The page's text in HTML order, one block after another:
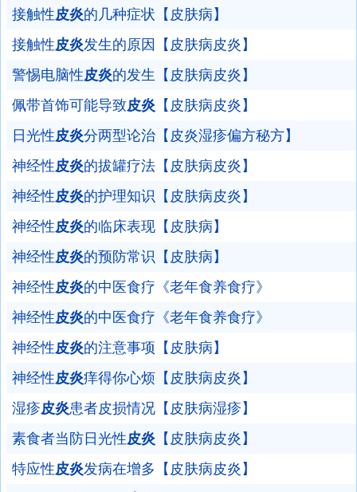
接触性皮炎的几种症状【皮肤病】
接触性皮炎发生的原因【皮肤病皮炎】
警惕电脑性皮炎的发生【皮肤病皮炎】
佩带首饰可能导致皮炎 【皮肤病皮炎】
日光性皮炎分两型论治【皮炎湿疹偏方秘方】
神经性皮炎的拔罐疗法【皮肤病皮炎】
神经性皮炎的护理知识【皮肤病皮炎】
神经性皮炎的临床表现【皮肤病】
神经性皮炎的预防常识【皮肤病】
神经性皮炎的中医食疗《老年食养食疗》
神经性皮炎的中医食疗《老年食养食疗》
神经性皮炎的注意事项【皮肤病】
神经性皮炎痒得你心烦【皮肤病皮炎】
湿疹皮炎患者皮损情况【皮肤病湿疹】
素食者当防日光性皮炎 【皮肤病皮炎】
特应性皮炎发病在增多【皮肤病皮炎】